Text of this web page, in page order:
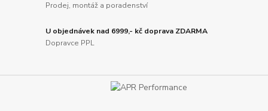
Prodej, montáž a poradenství
U objednávek nad 6999,- kč doprava ZDARMA
Dopravce PPL